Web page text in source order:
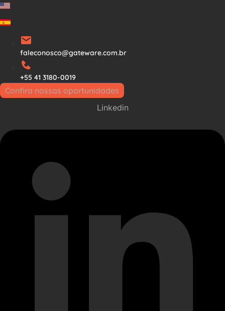
Ir
para
conteúdo
faleconosco@gateware.com.br
+55 41 3180-0019
Confira nossas oportunidades
Linkedin